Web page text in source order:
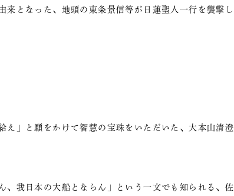
来となった、地頭の東条景信等が日蓮聖人一行を襲撃し
え」と願をかけて智慧の宝珠をいただいた、大本山清澄
、我日本の大船とならん」という一文でも知られる、佐